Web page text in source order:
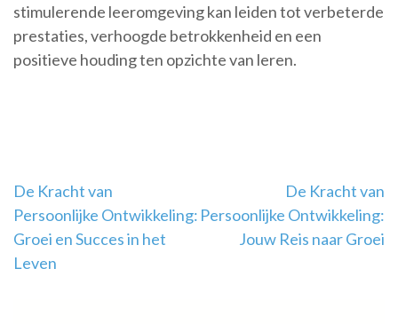
stimulerende leeromgeving kan leiden tot verbeterde
prestaties, verhoogde betrokkenheid en een
positieve houding ten opzichte van leren.
Berichtnavigatie
De Kracht van
Persoonlijke Ontwikkeling:
Groei en Succes in het
Leven
De Kracht van
Persoonlijke Ontwikkeling:
Jouw Reis naar Groei